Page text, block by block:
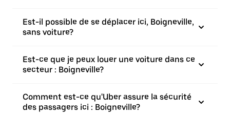
Est-il possible de se déplacer ici, Boigneville,
sans voiture?
Est-ce que je peux louer une voiture dans ce
secteur : Boigneville?
Comment est-ce qu'Uber assure la sécurité
des passagers ici : Boigneville?